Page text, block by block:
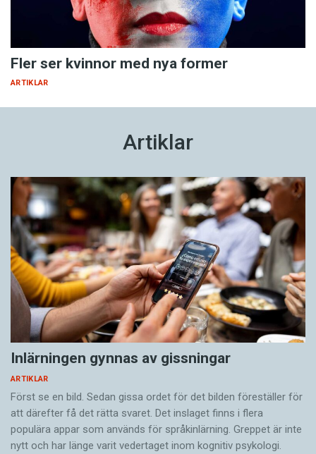
Fler ser kvinnor med nya former
ARTIKLAR
Artiklar
Inlärningen gynnas av gissningar
ARTIKLAR
Först se en bild. Sedan gissa ordet för det bilden föreställer för
att därefter få det rätta svaret. Det inslaget finns i flera
populära appar som används för språkinlärning. Greppet är inte
nytt och har länge varit vedertaget inom kognitiv psykologi.